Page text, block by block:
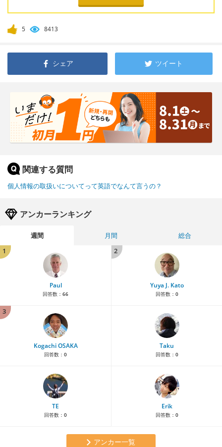
5 8413
シェア ツイート
関連する質問
個人情報の取扱いについてって英語でなんて言うの？
アンカーランキング
週間 月間
総合
1
Paul
回答数： 66
2
Yuya J. Kato
回答数： 0
3
Kogachi OSAKA
回答数： 0
Taku
回答数： 0
TE
回答数： 0
Erik
回答数： 0
アンカー一覧